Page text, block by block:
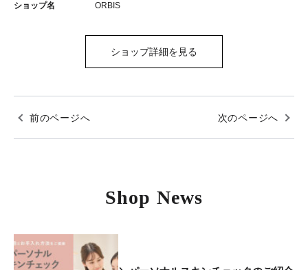
ショップ名 ORBIS
ショップ詳細を見る
前のページへ 次のページへ
Shop News